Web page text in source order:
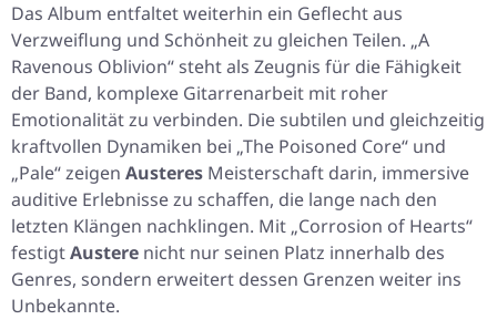
Das Album entfaltet weiterhin ein Geflecht aus
Verzweiflung und Schönheit zu gleichen Teilen. „A
Ravenous Oblivion“ steht als Zeugnis für die Fähigkeit
der Band, komplexe Gitarrenarbeit mit roher
Emotionalität zu verbinden. Die subtilen und gleichzeitig
kraftvollen Dynamiken bei „The Poisoned Core“ und
„Pale“ zeigen Austeres Meisterschaft darin, immersive
auditive Erlebnisse zu schaffen, die lange nach den
letzten Klängen nachklingen. Mit „Corrosion of Hearts“
festigtAustere nicht nur seinen Platz innerhalb des
Genres, sondern erweitert dessen Grenzen weiter ins
Unbekannte.